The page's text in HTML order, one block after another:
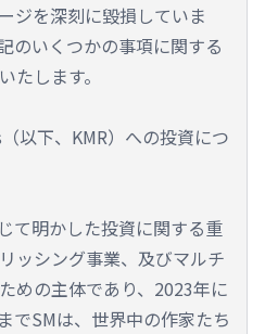
ジを深刻に毀損していま
のいくつかの事項に関する
たします。
以下、KMR）への投資につ
て明かした投資に関する重
ッシング事業、及びマルチ
めの主体であり、2023年に
でSMは、世界中の作家たち